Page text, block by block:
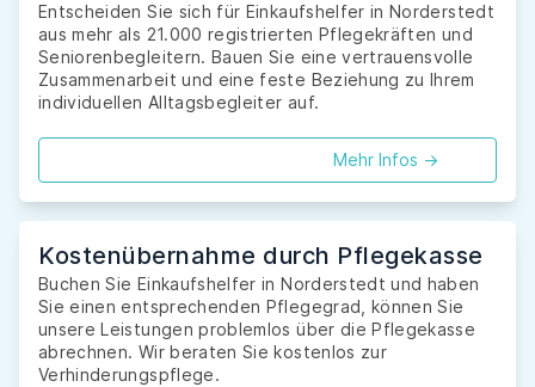
Entscheiden Sie sich für Einkaufshelfer in Norderstedt
aus mehr als 21.000 registrierten Pflegekräften und
Seniorenbegleitern. Bauen Sie eine vertrauensvolle
Zusammenarbeit und eine feste Beziehung zu Ihrem
individuellen Alltagsbegleiter auf.
Mehr Infos ->
Kostenübernahme durch Pflegekasse
Buchen Sie Einkaufshelfer in Norderstedt und haben
Sie einen entsprechenden Pflegegrad, können Sie
unsere Leistungen problemlos über die Pflegekasse
abrechnen. Wir beraten Sie kostenlos zur
Verhinderungspflege.